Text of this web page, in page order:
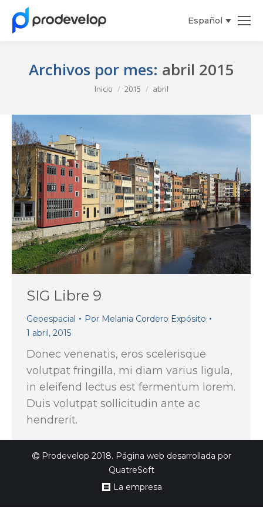
Español
Archivos por mes: abril 2015
Inicio 2015 abril
SIG Libre 9
Geoespacial Por Melania Cordero Expósito
1 abril, 2015
Donec venenatis, eros scelerisque
volutpat fringilla, mi diam varius ligula,
in eleifend lectus est fermentum lorem.
Duis volutpat sollicitudin ante ac
hendrerit.
Prodevelop 2018. Página web desarrollada por
QuatreSoft
La empresa